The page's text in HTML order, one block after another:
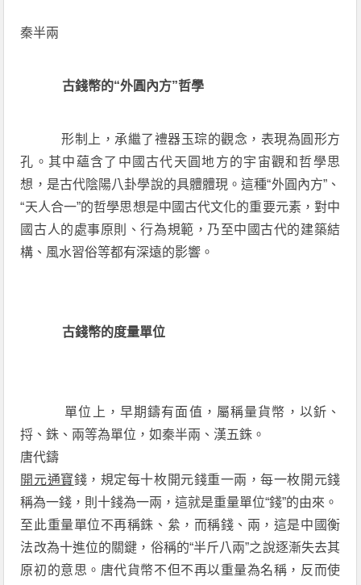
秦半兩
古錢幣的“外圓內方”哲學
形制上，承繼了禮器玉琮的觀念，表現為圓形方
孔。其中蘊含了中國古代天圓地方的宇宙觀和哲學思
想，是古代陰陽八卦學說的具體體現。這種“外圓內方”、
“天人合一”的哲學思想是中國古代文化的重要元素，對中
國古人的處事原則、行為規範，乃至中國古代的建築結
構、風水習俗等都有深遠的影響。
古錢幣的度量單位
單位上，早期鑄有面值，屬稱量貨幣，以釿、
捋、銖、兩等為單位，如秦半兩、漢五銖。
唐代鑄
開元通寶錢，規定每十枚開元錢重一兩，每一枚開元錢
稱為一錢，則十錢為一兩，這就是重量單位“錢”的由來。
至此重量單位不再稱銖、絫，而稱錢、兩，這是中國衡
法改為十進位的關鍵，俗稱的“半斤八兩”之說逐漸失去其
原初的意思。唐代貨幣不但不再以重量為名稱，反而使